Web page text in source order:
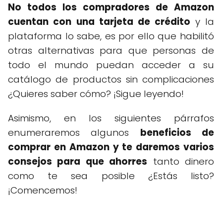
No todos los compradores de Amazon
cuentan con una tarjeta de crédito y la
plataforma lo sabe, es por ello que habilitó
otras alternativas para que personas de
todo el mundo puedan acceder a su
catálogo de productos sin complicaciones
¿Quieres saber cómo? ¡Sigue leyendo!
Asimismo, en los siguientes párrafos
enumeraremos algunos beneficios de
comprar en Amazon y te daremos varios
consejos para que ahorres tanto dinero
como te sea posible ¿Estás listo?
¡Comencemos!